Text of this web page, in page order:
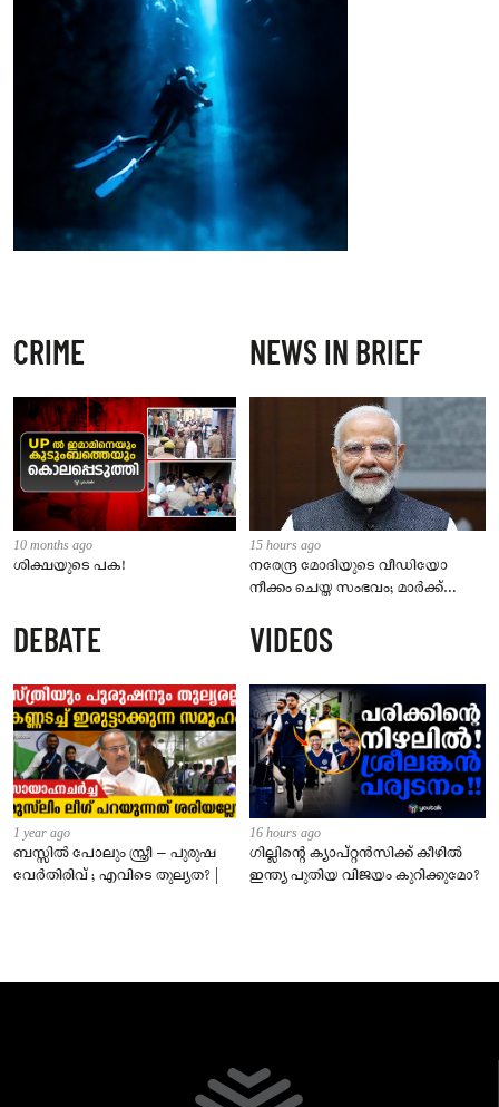
CRIME
10 months ago
ശിക്ഷയുടെ പക!
NEWS IN BRIEF
15 hours ago
നരേന്ദ്ര മോദിയുടെ വീഡിയോ
നീക്കം ചെയ്ത സംഭവം; മാർക്ക്
മെറ്റയ്ക്ക് പാർലമെന്ററി സമിതിയുടെ
മുന്നറിയിപ്പ്
DEBATE
1 year ago
ബസ്സിൽ പോലും സ്ത്രീ – പുരുഷ
വേർതിരിവ് ; എവിടെ തുല്യത? |
VIDEOS
16 hours ago
ഗില്ലിന്റെ ക്യാപ്റ്റന്‍സിക്ക് കീഴില്‍
ഇന്ത്യ പുതിയ വിജയം കുറിക്കുമോ?